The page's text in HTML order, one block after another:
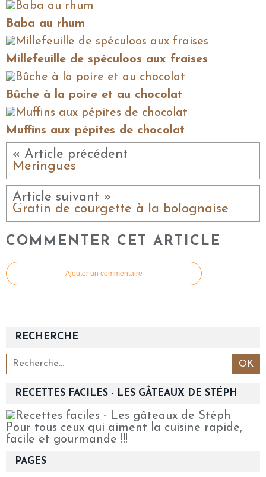
Baba au rhum
Millefeuille de spéculoos aux fraises
Bûche à la poire et au chocolat
Muffins aux pépites de chocolat
« Article précédent
Meringues
Article suivant »
Gratin de courgette à la bolognaise
COMMENTER CET ARTICLE
Ajouter un commentaire
RECHERCHE
RECETTES FACILES - LES GÂTEAUX DE STÉPH
Pour tous ceux qui aiment la cuisine rapide,
facile et gourmande !!!
PAGES